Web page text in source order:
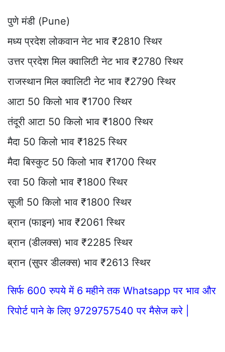
पुणे मंडी (Pune)
मध्य प्रदेश लोकवान नेट भाव ₹2810 स्थिर
उत्तर प्रदेश मिल क्वालिटी नेट भाव ₹2780 स्थिर
राजस्थान मिल क्वालिटी नेट भाव ₹2790 स्थिर
आटा 50 किलो भाव ₹1700 स्थिर
तंदूरी आटा 50 किलो भाव ₹1800 स्थिर
मैदा 50 किलो भाव ₹1825 स्थिर
मैदा बिस्कुट 50 किलो भाव ₹1700 स्थिर
रवा 50 किलो भाव ₹1800 स्थिर
सूजी 50 किलो भाव ₹1800 स्थिर
ब्रान (फाइन) भाव ₹2061 स्थिर
ब्रान (डीलक्स) भाव ₹2285 स्थिर
ब्रान (सुपर डीलक्स) भाव ₹2613 स्थिर
सिर्फ 600 रुपये में 6 महीने तक Whatsapp पर भाव और
रिपोर्ट पाने के लिए 9729757540 पर मैसेज करे |